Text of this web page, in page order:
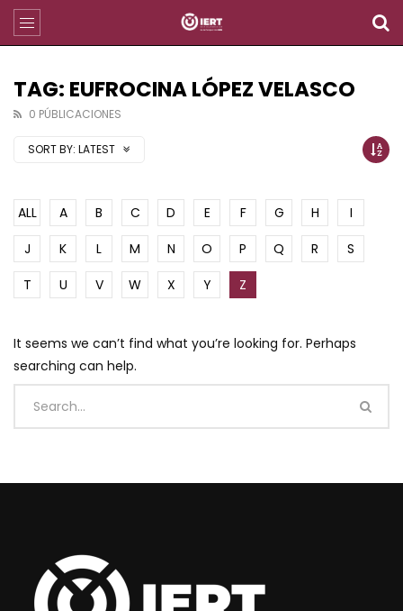
TAG: EUFROCINA LÓPEZ VELASCO
0 PÚBLICACIONES
SORT BY: LATEST
ALL A B C D E F G H
I
J
K L M N O P Q R
S
T
U V W X Y Z
It seems we can’t find what you’re looking for. Perhaps
searching can help.